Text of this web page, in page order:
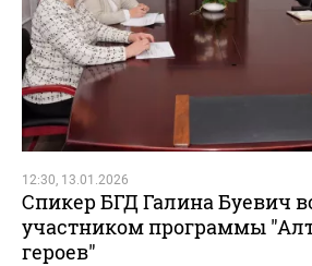
12:30, 13.01.2026
Спикер БГД Галина Буевич
участником программы
героев"